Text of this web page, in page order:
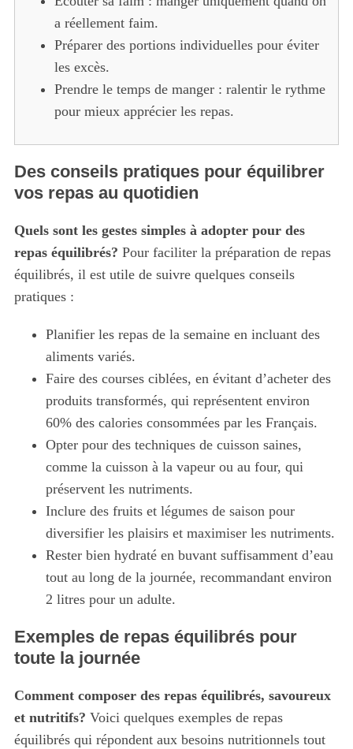
a réellement faim.
Préparer des portions individuelles pour éviter
les excès.
Prendre le temps de manger : ralentir le rythme
pour mieux apprécier les repas.
Des conseils pratiques pour équilibrer
vos repas au quotidien
Quels sont les gestes simples à adopter pour des
repas équilibrés? Pour faciliter la préparation de repas
équilibrés, il est utile de suivre quelques conseils
pratiques :
Planifier les repas de la semaine en incluant des
aliments variés.
Faire des courses ciblées, en évitant d’acheter des
produits transformés, qui représentent environ
60% des calories consommées par les Français.
Opter pour des techniques de cuisson saines,
comme la cuisson à la vapeur ou au four, qui
préservent les nutriments.
Inclure des fruits et légumes de saison pour
diversifier les plaisirs et maximiser les nutriments.
Rester bien hydraté en buvant suffisamment d’eau
tout au long de la journée, recommandant environ
2 litres pour un adulte.
Exemples de repas équilibrés pour
toute la journée
Comment composer des repas équilibrés, savoureux
et nutritifs? Voici quelques exemples de repas
équilibrés qui répondent aux besoins nutritionnels tout